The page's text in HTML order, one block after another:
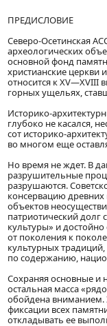
ПРЕДИСЛОВИЕ
Северо-Осетинская
археологических
основной фонд
христианские
относится к XV—XVIII
горных ущельях,
Историко-
глубоко не касался,
сот историко-
во многом еще
Но время не ждет. В
разрушительные
разрушаются.
консервацию
объектов
патриотический долг
культуры» и
от поколения к
культурных
по содержанию,
Сохраняя основные и
остальная масса
обойдена вниманием.
фиксации всех
откладывать ее